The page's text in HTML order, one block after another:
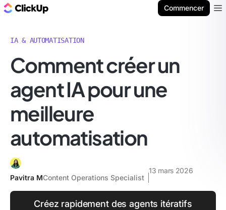
Commencer
IA & AUTOMATISATION
Comment créer un
agent IA pour une
meilleure
automatisation
Pavitra MContent Operations Specialist
13 mars 2026
Créez rapidement des agents itératifs